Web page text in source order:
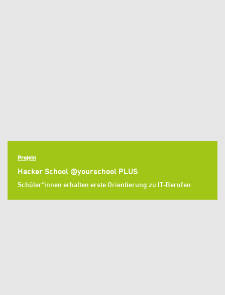
Projekt
Hacker School @yourschool PLUS
Schüler*innen erhalten erste Orientierung zu IT-Berufen